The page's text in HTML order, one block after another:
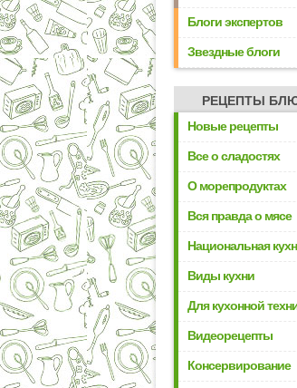
Блоги экспертов
Звездные блоги
РЕЦЕПТЫ
Новые рецепты
Все о сладостях
О морепродуктах
Вся правда о мясе
Национальная
Виды кухни
Для кухонной
Видеорецепты
Консервирование